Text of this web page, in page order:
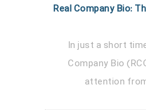
Real Company Bio:
In just a short
Company Bio
attention